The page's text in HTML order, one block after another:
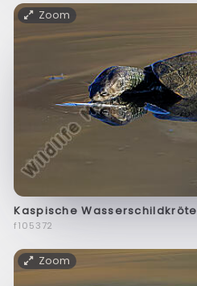
Zoom
Kaspische Wasserschildkröte
f105372
Zoom